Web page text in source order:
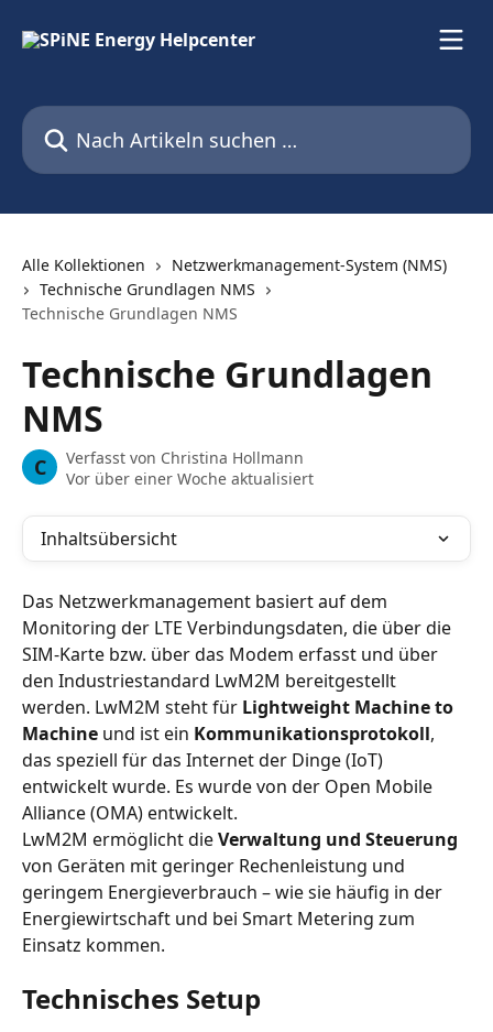
Nach Artikeln suchen …
Alle Kollektionen
Netzwerkmanagement-System (NMS)
Technische Grundlagen NMS
Technische Grundlagen NMS
Technische Grundlagen
NMS
C Verfasst von Christina Hollmann
Vor über einer Woche aktualisiert
Inhaltsübersicht
Das Netzwerkmanagement basiert auf dem
Monitoring der LTE Verbindungsdaten, die über die
SIM-Karte bzw. über das Modem erfasst und über
den Industriestandard LwM2M bereitgestellt
werden. LwM2M steht für Lightweight Machine to
Machine und ist ein Kommunikationsprotokoll,
das speziell für das Internet der Dinge (IoT)
entwickelt wurde. Es wurde von der Open Mobile
Alliance (OMA) entwickelt.
LwM2M ermöglicht die Verwaltung und Steuerung
von Geräten mit geringer Rechenleistung und
geringem Energieverbrauch – wie sie häufig in der
Energiewirtschaft und bei Smart Metering zum
Einsatz kommen.
Technisches Setup